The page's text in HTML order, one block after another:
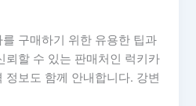
구매하기 위한 유용한 팁과
뢰할 수 있는 판매처인 럭키카
정보도 함께 안내합니다. 강변